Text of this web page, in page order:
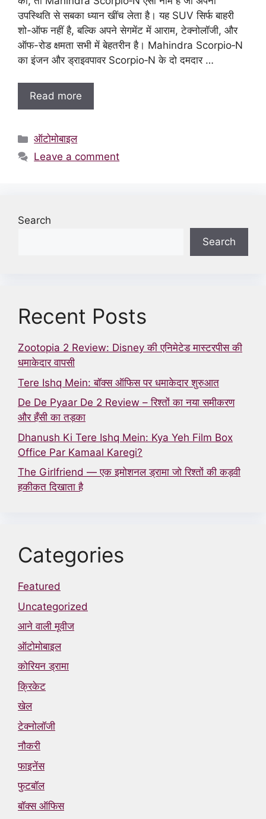
उपस्थिति से सबका ध्यान खींच लेता है। यह SUV सिर्फ बाहरी
शो-ऑफ नहीं है, बल्कि अपने सेगमेंट में आराम, टेक्नोलॉजी, और
ऑफ-रोड क्षमता सभी में बेहतरीन है। Mahindra Scorpio‑N
का इंजन और ड्राइवपावर Scorpio‑N के दो दमदार …
Read more
Categories
ऑटोमोबाइल
Leave a comment
Search
Search
Recent Posts
Zootopia 2 Review: Disney की एनिमेटेड मास्टरपीस की
धमाकेदार वापसी
Tere Ishq Mein: बॉक्स ऑफिस पर धमाकेदार शुरुआत
De De Pyaar De 2 Review – रिश्तों का नया समीकरण
और हँसी का तड़का
Dhanush Ki Tere Ishq Mein: Kya Yeh Film Box
Office Par Kamaal Karegi?
The Girlfriend — एक इमोशनल ड्रामा जो रिश्तों की कड़वी
हकीकत दिखाता है
Categories
Featured
Uncategorized
आने वाली मूवीज
ऑटोमोबाइल
कोरियन ड्रामा
क्रिकेट
खेल
टेक्नोलॉजी
नौकरी
फाइनेंस
फुटबॉल
बॉक्स ऑफिस